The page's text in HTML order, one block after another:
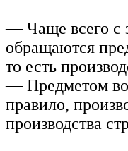
— Чаще всего с
обращаются
то есть
— Предметом
правило,
производства